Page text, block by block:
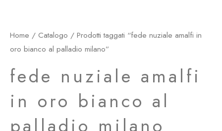
Home / Catalogo / Prodotti taggati “fede nuziale amalfi in
oro bianco al palladio milano”
fede nuziale amalfi
in oro bianco al